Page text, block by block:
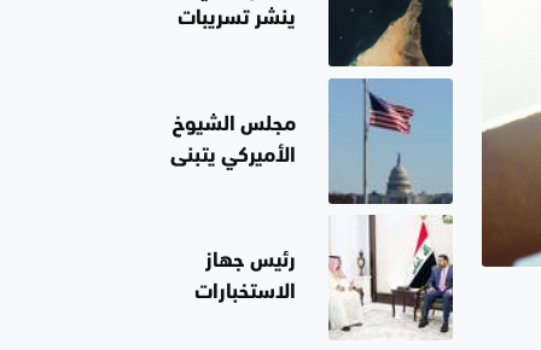
ينشر تسريبات
بمضيق هرمز مع
سلطنة عُمان
مجلس الشيوخ
الأميركي يتبنى
رئيس جهاز
الاستخبارات